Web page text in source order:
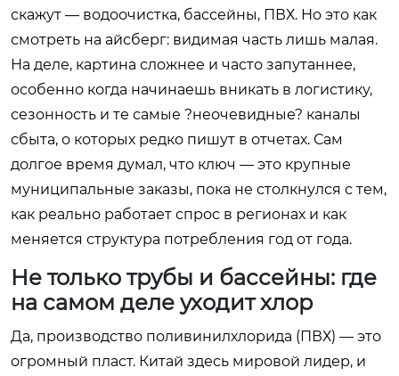
скажут — водоочистка, бассейны, ПВХ. Но это как
смотреть на айсберг: видимая часть лишь малая.
На деле, картина сложнее и часто запутаннее,
особенно когда начинаешь вникать в логистику,
сезонность и те самые ?неочевидные? каналы
сбыта, о которых редко пишут в отчетах. Сам
долгое время думал, что ключ — это крупные
муниципальные заказы, пока не столкнулся с тем,
как реально работает спрос в регионах и как
меняется структура потребления год от года.
Не только трубы и бассейны: где
на самом деле уходит хлор
Да, производство поливинилхлорида (ПВХ) — это
огромный пласт. Китай здесь мировой лидер, и